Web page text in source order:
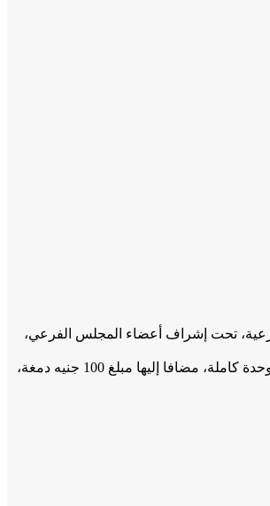
مختص بالنقابة الفرعية، تحت إشراف أعضاء المجلس الفرعي،
وقال شعبان زكريا، نقيب محامي حلوان، إن الاشتراك متاح لجميع المحامين المسددين لاشتراكات عام 2019، وذلك بإحضار صورة كارنيه المحامي، مع سداد قيمة الوحدة كاملة، مضافا إليها مبلغ 100 جنيه دمغة،